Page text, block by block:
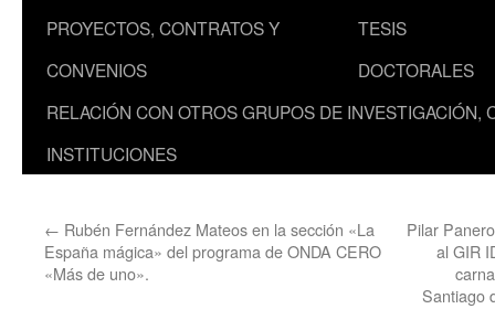
PROYECTOS, CONTRATOS Y
CONVENIOS
TESIS
DOCTORALES
RELACIÓN CON OTROS GRUPOS DE INVESTIGACIÓN,
INSTITUCIONES
← Rubén Fernández Mateos en la sección «La
España mágica» del programa de ONDA CERO
«Más de uno».
Pilar
al GIR
Santiago